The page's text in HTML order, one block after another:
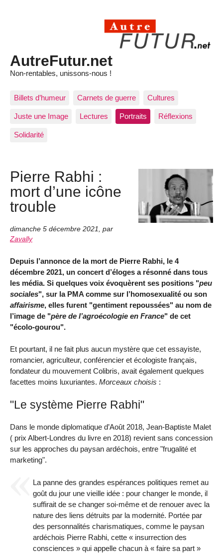
AutreFutur.net
Non-rentables, unissons-nous !
Billets d’humeur Carnets de guerre Cultures
Juste une Image Lectures Portraits Réflexions
Solidarité
Pierre Rabhi :
mort d’une icône
trouble
dimanche 5 décembre 2021
par
Zavally
Depuis l’annonce de la mort de Pierre Rabhi, le 4
décembre 2021, un concert d’éloges a résonné dans tous
les média. Si quelques voix évoquèrent ses positions "peu
sociales", sur la PMA comme sur l’homosexualité ou son
affairisme, elles furent "gentiment repoussées" au nom de
l’image de "père de l’agroécologie en France" de cet
"écolo-gourou".
Et pourtant, il ne fait plus aucun mystère que cet essayiste,
romancier, agriculteur, conférencier et écologiste français,
fondateur du mouvement Colibris, avait également quelques
facettes moins luxuriantes. Morceaux choisis :
"Le système Pierre Rabhi"
Dans le monde diplomatique d’Août 2018, Jean-Baptiste Malet
( prix Albert-Londres du livre en 2018) revient sans concession
sur les approches du paysan ardéchois, entre "frugalité et
marketing".
La panne des grandes espérances politiques remet au
goût du jour une vieille idée : pour changer le monde, il
suffirait de se changer soi-même et de renouer avec la
nature des liens détruits par la modernité. Portée par
des personnalités charismatiques, comme le paysan
ardéchois Pierre Rabhi, cette « insurrection des
consciences » qui appelle chacun à « faire sa part »